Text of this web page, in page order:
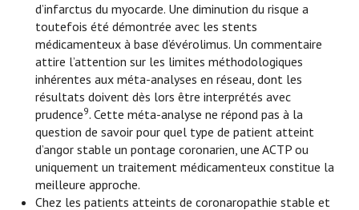
d’infarctus du myocarde. Une diminution du risque a
toutefois été démontrée avec les stents
médicamenteux à base d’évérolimus. Un commentaire
attire l’attention sur les limites méthodologiques
inhérentes aux méta-analyses en réseau, dont les
résultats doivent dès lors être interprétés avec
prudence9. Cette méta-analyse ne répond pas à la
question de savoir pour quel type de patient atteint
d’angor stable un pontage coronarien, une ACTP ou
uniquement un traitement médicamenteux constitue la
meilleure approche.
Chez les patients atteints de coronaropathie stable et